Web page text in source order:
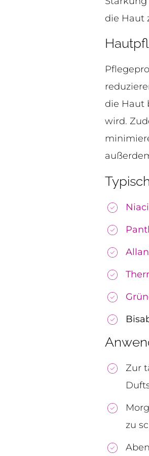
die Haut
die Haut
wird.
Zur
zu